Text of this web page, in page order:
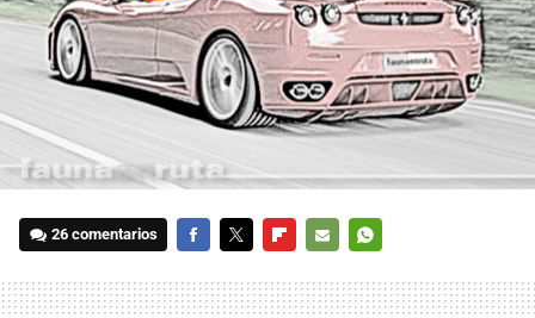
26 comentarios
MAIL